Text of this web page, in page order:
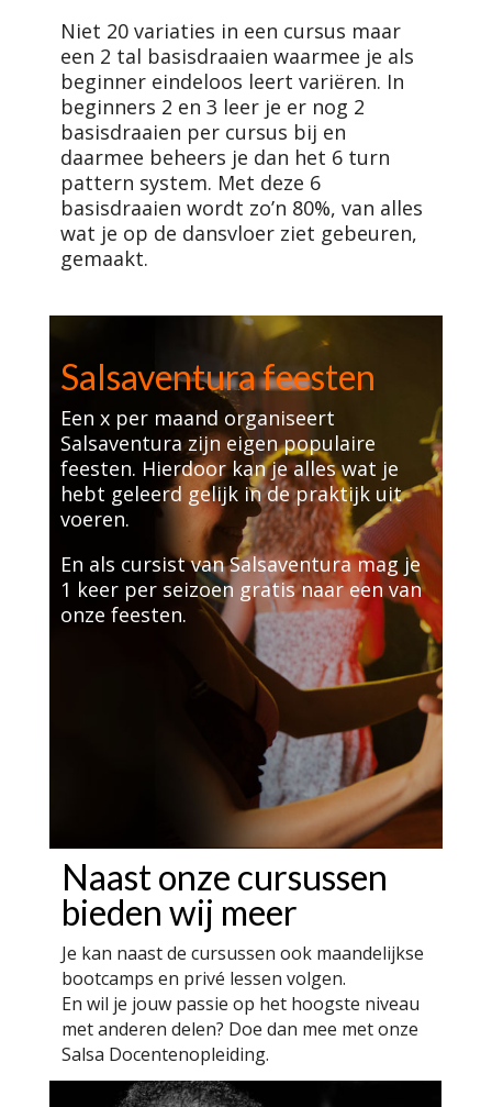
Niet 20 variaties in een cursus maar
een 2 tal basisdraaien waarmee je als
beginner eindeloos leert variëren. In
beginners 2 en 3 leer je er nog 2
basisdraaien per cursus bij en
daarmee beheers je dan het 6 turn
pattern system. Met deze 6
basisdraaien wordt zo’n 80%, van alles
wat je op de dansvloer ziet gebeuren,
gemaakt.
Salsaventura feesten
Een x per maand organiseert
Salsaventura zijn eigen populaire
feesten. Hierdoor kan je alles wat je
hebt geleerd gelijk in de praktijk uit
voeren.
En als cursist van Salsaventura mag je
1 keer per seizoen gratis naar een van
onze feesten.
Naast onze cursussen
bieden wij meer
Je kan naast de cursussen ook maandelijkse
bootcamps en privé lessen volgen.
En wil je jouw passie op het hoogste niveau
met anderen delen? Doe dan mee met onze
Salsa Docentenopleiding.